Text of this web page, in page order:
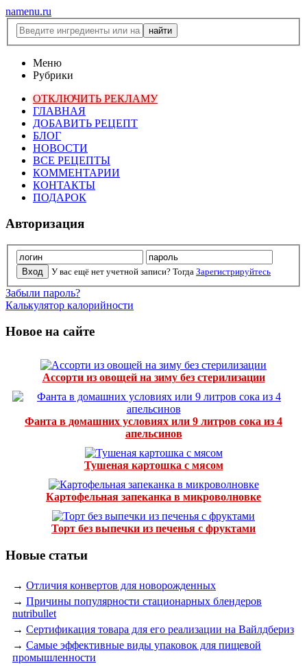
namenu.ru
Меню
Рубрики
ОТКЛЮЧИТЬ РЕКЛАМУ
ГЛАВНАЯ
ДОБАВИТЬ РЕЦЕПТ
БЛОГ
НОВОСТИ
ВСЕ РЕЦЕПТЫ
КОММЕНТАРИИ
КОНТАКТЫ
ПОДАРОК
Авторизация
У вас ещё нет учетной записи? Тогда Зарегистрируйтесь
Забыли пароль?
Калькулятор калорийности
Новое на сайте
Ассорти из овощей на зиму без стерилизации
Фанта в домашних условиях или 9 литров сока из 4
апельсинов
Тушеная картошка с мясом
Картофельная запеканка в микроволновке
Торт без выпечки из печенья с фруктами
Новые статьи
→ Отличия конвертов для новорожденных
→ Причины популярности стационарных блендеров
nutribullet
→ Сертификация товара для его реализации на Вайлдбериз
→ Самые эффективные виды упаковок для пищевой
промышленности